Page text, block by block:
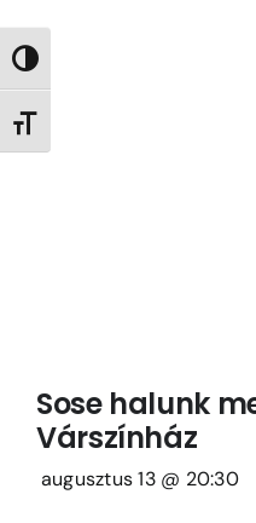
Nagy kontraszt váltása
Betűméret váltása
Sose halunk
Várszínház
augusztus 13 @ 20:30